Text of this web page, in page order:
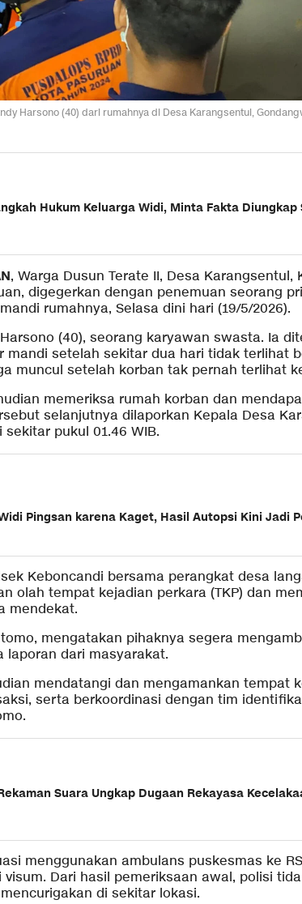
Harsono (40) dari rumahnya di Desa Karangsentul,
Hukum Keluarga Widi, Minta Fakta Diungkap
, Warga Dusun Terate II, Desa Karangsentul,
digegerkan dengan penemuan seorang
rumahnya, Selasa dini hari (19/5/2026).
(40), seorang karyawan swasta. Ia
mandi setelah sekitar dua hari tidak terlihat
muncul setelah korban tak pernah terlihat
memeriksa rumah korban dan
selanjutnya dilaporkan Kepala Desa
pukul 01.46 WIB.
Pingsan karena Kaget, Hasil Autopsi Kini Jadi
Keboncandi bersama perangkat desa
olah tempat kejadian perkara (TKP) dan
mendekat.
mengatakan pihaknya segera
laporan dari masyarakat.
mendatangi dan mengamankan tempat
serta berkoordinasi dengan tim
Suara Ungkap Dugaan Rekayasa
menggunakan ambulans puskesmas ke
Dari hasil pemeriksaan awal, polisi
di sekitar lokasi.